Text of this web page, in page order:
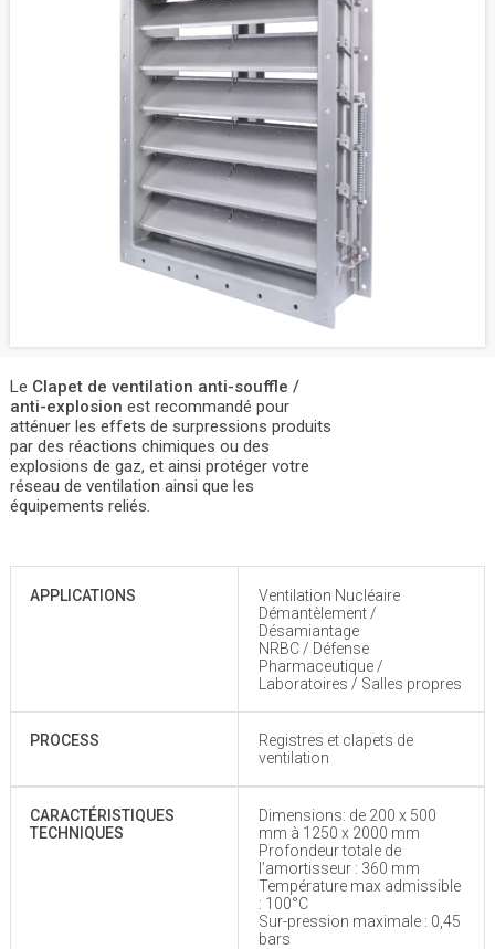
Le Clapet de ventilation anti-souffle /
anti-explosion est recommandé pour
atténuer les effets de surpressions produits
par des réactions chimiques ou des
explosions de gaz, et ainsi protéger votre
réseau de ventilation ainsi que les
équipements reliés.
APPLICATIONS
Ventilation Nucléaire
Démantèlement /
Désamiantage
NRBC / Défense
Pharmaceutique /
Laboratoires / Salles propres
PROCESS
Registres et clapets de
ventilation
CARACTÉRISTIQUES
TECHNIQUES
Dimensions: de 200 x 500
mm à 1250 x 2000 mm
Profondeur totale de
l’amortisseur : 360 mm
Température max admissible
: 100°C
Sur-pression maximale : 0,45
bars